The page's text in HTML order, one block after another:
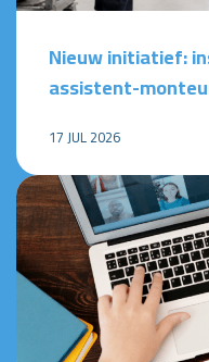
Nieuw initiatief:
assistent-
17 JUL 2026